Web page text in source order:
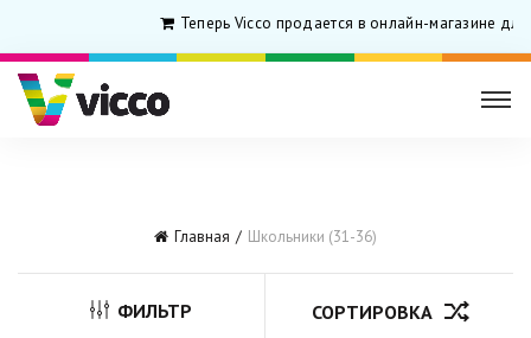
Теперь Vicco продается в онлайн-магазине для
Главная Школьники (31-36)
ФИЛЬТР СОРТИРОВКА